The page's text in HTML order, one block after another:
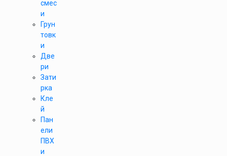
смес
и
Грун
товк
и
Две
ри
Зати
рка
Кле
й
Пан
ели
ПВХ
и